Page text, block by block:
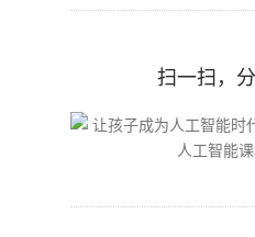
扫一扫，